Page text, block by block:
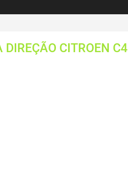
CITROEN C4